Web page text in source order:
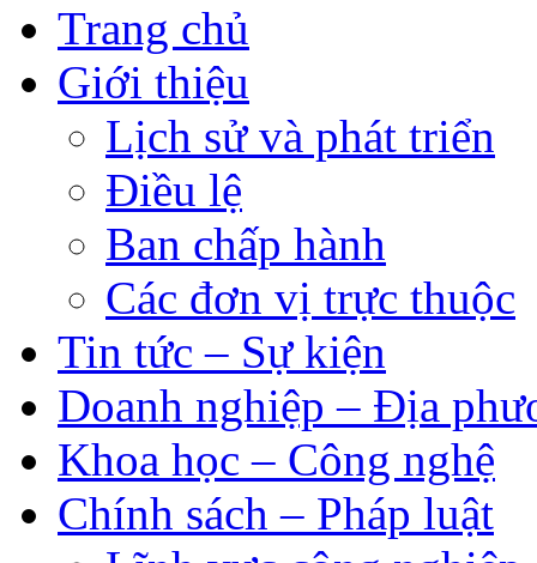
Trang chủ
Giới thiệu
Lịch sử và phát triển
Điều lệ
Ban chấp hành
Các đơn vị trực thuộc
Tin tức – Sự kiện
Doanh nghiệp – Địa
Khoa học – Công nghệ
Chính sách – Pháp luật